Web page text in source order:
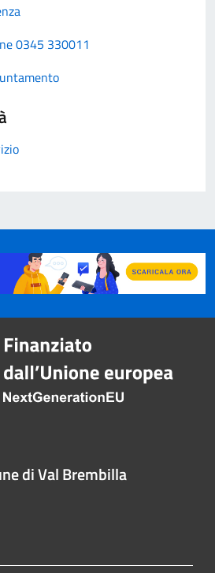
0345 330011
di Val Brembilla